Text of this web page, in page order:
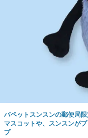
パペットスンスンの郵便局
マスコットや、スンスンが
プ